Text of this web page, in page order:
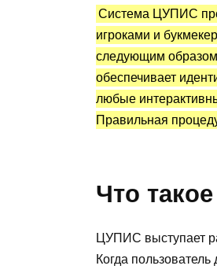
Как
Какие
Комиссии и
Система ЦУПИС
игроками и
следующим
обеспечивает
любые
Правильная
Что
ЦУПИС выступает
Когда